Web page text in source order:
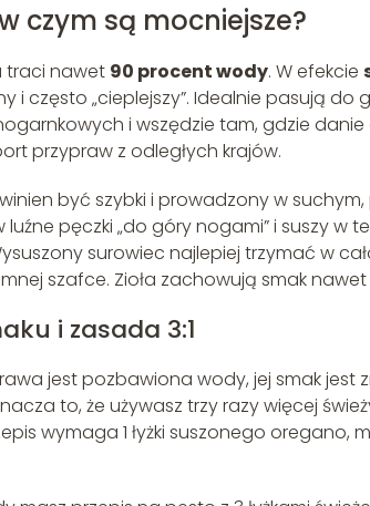
czym są mocniejsze?
traci nawet 90 procent wody. W efekcie
i często „cieplejszy”. Idealnie pasują do
i wszędzie tam, gdzie danie
przypraw z odległych krajów.
być szybki i prowadzony w
luźne pęczki „do góry nogami” i suszy
surowiec najlepiej trzymać w
szafce. Zioła zachowują smak
i zasada 3:1
jest pozbawiona wody, jej smak jest
to, że używasz trzy razy więcej
wymaga 1 łyżki suszonego oregano,